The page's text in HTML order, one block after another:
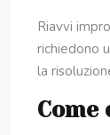
Riavvi
richiedono
la